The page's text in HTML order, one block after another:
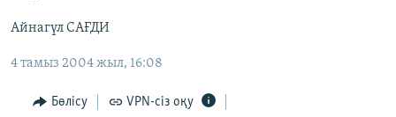
SkipӘЛЕУМЕТ
ӘЛЕМ
АРНАЙЫ ЖОБАЛАР
Айнагүл САҒДИ
4 тамыз 2004 жыл, 16:08
Бөлісу VPN-сіз оқу